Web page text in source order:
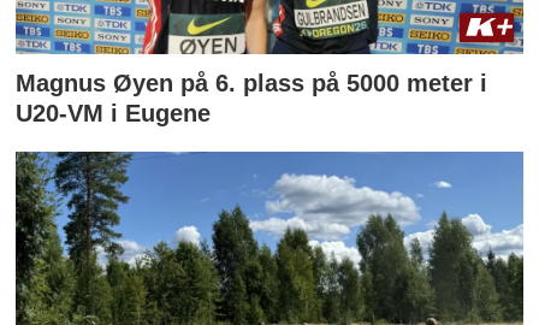
Magnus Øyen på 6. plass på 5000 meter i
U20-VM i Eugene